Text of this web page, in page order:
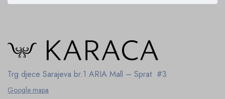
Trg djece Sarajeva br.1 ARIA Mall – Sprat #3
Google mapa